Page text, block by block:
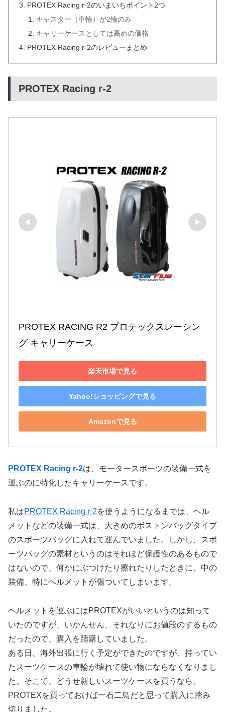
PROTEX Racing r-2のいまいちポイント2つ
キャスター（車輪）が2輪のみ
キャリーケースとしては高めの価格
PROTEX Racing r-2のレビューまとめ
PROTEX Racing r-2
PROTEX RACING R2 プロテックスレーシン
グ キャリーケース
楽天市場で見る
Yahoo!ショッピングで見る
Amazonで見る
PROTEX Racing r-2は、モータースポーツの装備一式を
運ぶのに特化したキャリーケースです。
私はPROTEX Racing r-2を使うようになるまでは、ヘル
メットなどの装備一式は、大きめのボストンバッグタイプ
のスポーツバッグに入れて運んでいました。しかし、スポ
ーツバッグの素材というのはそれほど保護性のあるもので
はないので、何かにぶつけたり擦れたりしたときに、中の
装備、特にヘルメットが傷ついてしまいます。
ヘルメットを運ぶにはPROTEXがいいというのは知って
いたのですが、いかんせん、それなりにお値段のするもの
だったので、購入を躊躇していました。
ある日、海外出張に行く予定ができたのですが、持ってい
たスーツケースの車輪が壊れて使い物にならなくなりまし
た。そこで、どうせ新しいスーツケースを買うなら、
PROTEXを買っておけば一石二鳥だと思って購入に踏み
切りました。